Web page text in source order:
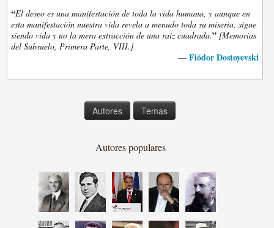
“El deseo es una manifestación de toda la vida humana, y aunque en
esta manifestación nuestra vida revela a menudo toda su miseria, sigue
siendo vida y no la mera extracción de una raiz cuadrada.” [Memorias
del Subsuelo, Primera Parte, VIII.]
— Fiódor Dostoyevski
Autores Temas
Autores populares